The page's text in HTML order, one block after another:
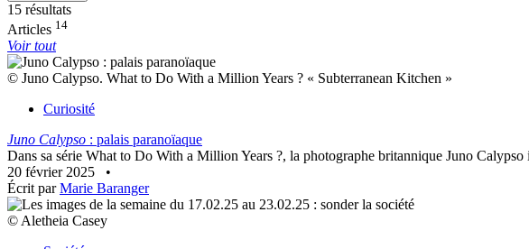
15 résultats
Articles 14
Voir tout
© Juno Calypso. What to Do With a Million Years ? « Subterranean Kitchen »
Curiosité
Juno Calypso : palais paranoïaque
Dans sa série What to Do With a Million Years ?, la photographe britannique Juno
20 février 2025
•
Écrit parMarie Baranger
© Aletheia Casey